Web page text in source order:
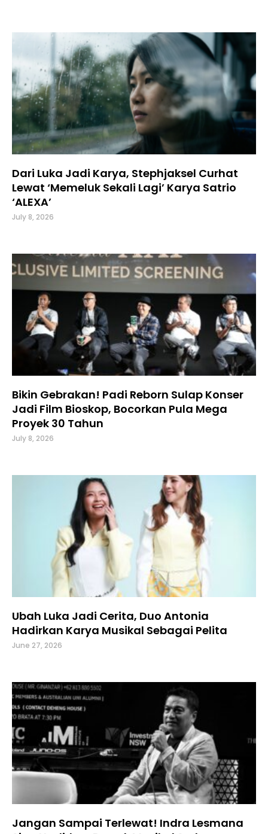
Dari Luka Jadi Karya, Stephjaksel Curhat
Lewat ‘Memeluk Sekali Lagi’ Karya Satrio
‘ALEXA’
July 8, 2026
Bikin Gebrakan! Padi Reborn Sulap Konser
Jadi Film Bioskop, Bocorkan Pula Mega
Proyek 30 Tahun
July 8, 2026
Ubah Luka Jadi Cerita, Duo Antonia
Hadirkan Karya Musikal Sebagai Pelita
June 27, 2026
Jangan Sampai Terlewat! Indra Lesmana